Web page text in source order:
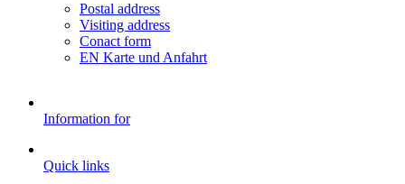
Postal address
Visiting address
Conact form
EN Karte und Anfahrt
Information for
Quick links